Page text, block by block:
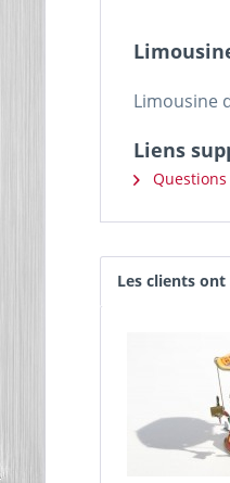
Limousine
Liens
Les clients ont